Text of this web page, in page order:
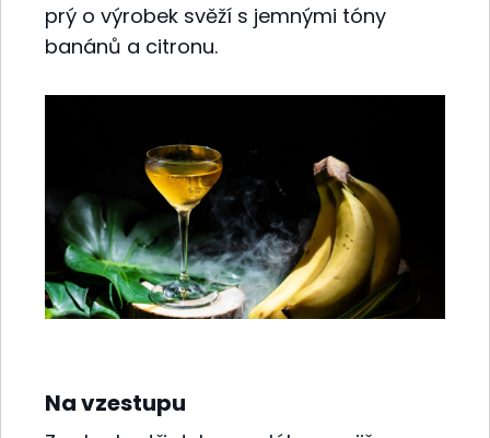
prý o výrobek svěží s jemnými tóny
banánů a citronu.
Na vzestupu